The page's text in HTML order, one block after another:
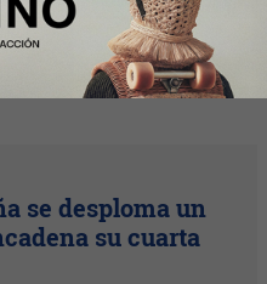
se desploma un
su cuarta